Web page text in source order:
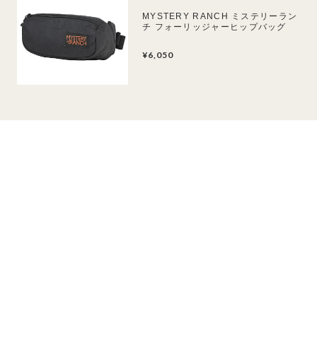
MYSTERY RANCH ミステリーラン
チ フォーリッジャーヒップバッグ
¥6,050